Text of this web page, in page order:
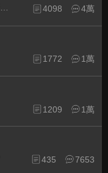
4098 4萬
1772 1萬
1209 1萬
435 7653